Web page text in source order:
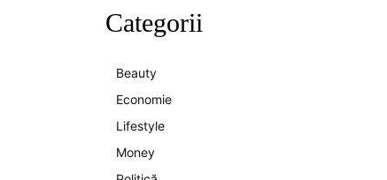
Categorii
Beauty
Economie
Lifestyle
Money